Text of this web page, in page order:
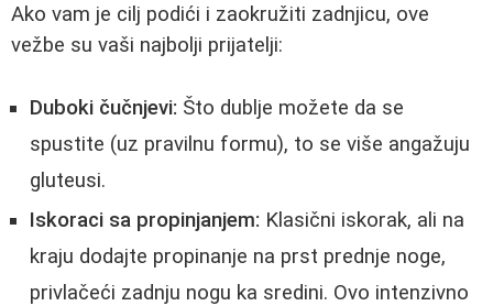
Ako vam je cilj podići i zaokružiti zadnjicu, ove
vežbe su vaši najbolji prijatelji:
Duboki čučnjevi: Što dublje možete da se
spustite (uz pravilnu formu), to se više angažuju
gluteusi.
Iskoraci sa propinjanjem: Klasični iskorak, ali na
kraju dodajte propinanje na prst prednje noge,
privlačeći zadnju nogu ka sredini. Ovo intenzivno